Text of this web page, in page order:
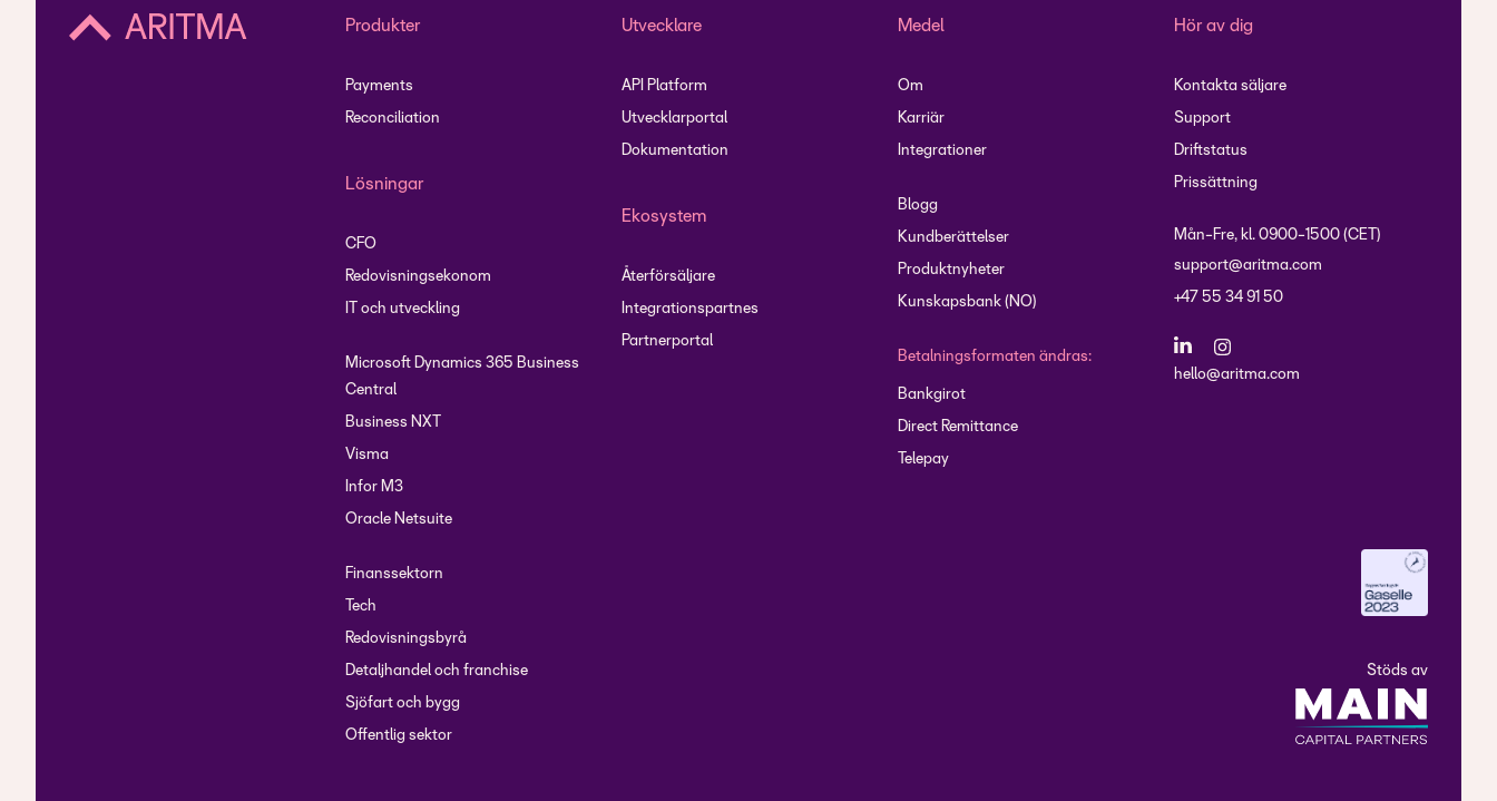
Produkter
Payments
Reconciliation
Lösningar
CFO
Redovisningsekonom
IT och utveckling
Microsoft Dynamics 365 Business
Central
Business NXT
Visma
Infor M3
Oracle Netsuite
Finanssektorn
Tech
Redovisningsbyrå
Detaljhandel och franchise
Sjöfart och bygg
Offentlig sektor
Utvecklare
API Platform
Utvecklarportal
Dokumentation
Ekosystem
Återförsäljare
Integrationspartnes
Partnerportal
Medel
Om
Karriär
Integrationer
Blogg
Kundberättelser
Produktnyheter
Kunskapsbank (NO)
Betalningsformaten ändras:
Bankgirot
Direct Remittance
Telepay
Hör av dig
Kontakta säljare
Support
Driftstatus
Prissättning
Mån-Fre, kl. 0900-1500 (CET)
support@aritma.com
+47 55 34 91 50
hello@aritma.com
Stöds av